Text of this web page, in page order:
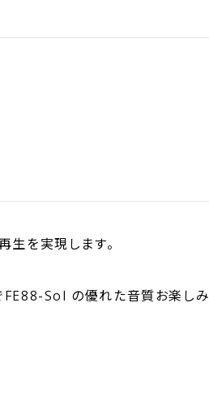
を実現します。
FE88-Sol の優れた音質お楽しみ